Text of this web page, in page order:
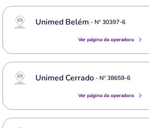
Unimed Belém - Nº30397-6
Ver página da operadora
Unimed Cerrado- Nº38659-6
Ver página da operadora